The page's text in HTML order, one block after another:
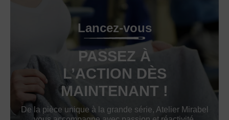
Lancez-vous
PASSEZ À
L’ACTION DÈS
MAINTENANT !
De la pièce unique à la grande série, Atelier Mirabel